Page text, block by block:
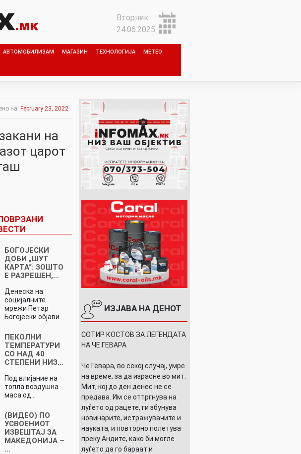
Вторник
24.06.2025
АВТОМОБИЛИЗАМ МАГАЗИН ТЕХНОЛОГИЈА МЕТЕО
на: February 23, 2022
на
царот
БОГОЈЕСКИ
ДОБИ „ШУТ
КАРТА“: ЗОШТО
Е РАЗРЕШЕН,…
Денеска на
социјалните
мрежи Петар
Богојески објави…
ПЕКОЛНИ
ТЕМПЕРАТУРИ
СО НАД 40
СТЕПЕНИ НИЗ…
Под влијание на
топла воздушна
маса од…
(ВИДЕО) ПО
УСВОЕНИОТ
ИЗВЕШТАЈ ЗА
МАКЕДОНИЈА –
…
ИЗЈАВА НА ДЕНОТ
СОТИР КОСТОВ ЗА ЛЕГЕНДАТА
НА ЧЕ ГЕВАРА
Че Гевара, во секој случај, умре
на време, за да израсне во мит.
Мит, кој до ден денес не се
предава. Им се оттргнува на
луѓето од рацете, ги збунува
новинарите, истражувачите и
науката, и повторно полетува
преку Андите, како би могле
луѓето да го бараат и